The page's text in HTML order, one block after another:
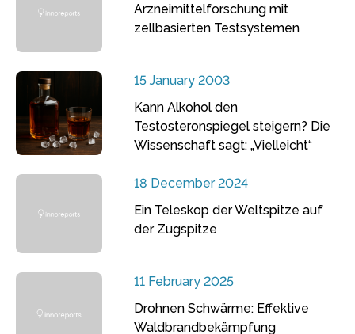
Arzneimittelforschung mit
zellbasierten Testsystemen
15 January 2003
Kann Alkohol den
Testosteronspiegel steigern? Die
Wissenschaft sagt: „Vielleicht“
18 December 2024
Ein Teleskop der Weltspitze auf
der Zugspitze
11 February 2025
Drohnen Schwärme: Effektive
Waldbrandbekämpfung